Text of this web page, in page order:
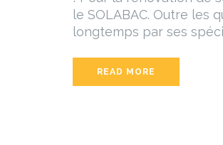
le SOLABAC. Outre les
longtemps par ses
READ MORE